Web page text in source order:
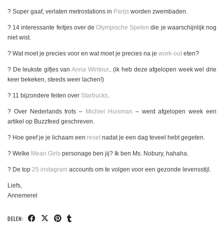
? Super gaaf, verlaten metrostations in Parijs worden zwembaden.
? 14 interessante feitjes over deOlympische Spelen die je waarschijnlijk nog
niet wist.
? Wat moet je precies voor en wat moet je precies na je work-out eten?
? De leukste gifjes vanAnna Wintour.. (ik heb deze afgelopen week wel drie
keer bekeken, steeds weer lachen!)
? 11 bijzondere feiten over Starbucks.
? Over Nederlands trots – Michiel Huisman – werd afgelopen week een
artikel op Buzzfeed geschreven.
? Hoe geef je je lichaam een reset nadat je een dag teveel hebt gegeten.
? Welke Mean Girls personage ben jij? Ik ben Ms. Nobury, hahaha.
? De top 25 instagram accounts om te volgen voor een gezonde levensstijl.
Liefs,
Annemerel
DELEN: